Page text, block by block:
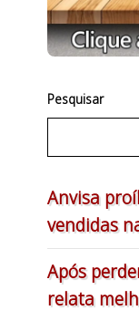
Pesquisar
Anvisa
vendidas
Após
relata